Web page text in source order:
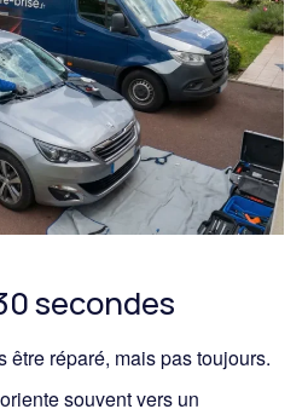
secondes
être réparé, mais pas toujours.
souvent vers un